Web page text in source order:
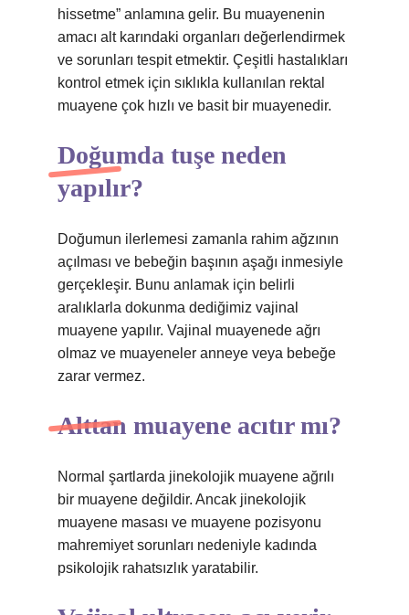
hissetme” anlamına gelir. Bu muayenenin
amacı alt karındaki organları değerlendirmek
ve sorunları tespit etmektir. Çeşitli hastalıkları
kontrol etmek için sıklıkla kullanılan rektal
muayene çok hızlı ve basit bir muayenedir.
Doğumda tuşe neden
yapılır?
Doğumun ilerlemesi zamanla rahim ağzının
açılması ve bebeğin başının aşağı inmesiyle
gerçekleşir. Bunu anlamak için belirli
aralıklarla dokunma dediğimiz vajinal
muayene yapılır. Vajinal muayenede ağrı
olmaz ve muayeneler anneye veya bebeğe
zarar vermez.
Alttan muayene acıtır mı?
Normal şartlarda jinekolojik muayene ağrılı
bir muayene değildir. Ancak jinekolojik
muayene masası ve muayene pozisyonu
mahremiyet sorunları nedeniyle kadında
psikolojik rahatsızlık yaratabilir.